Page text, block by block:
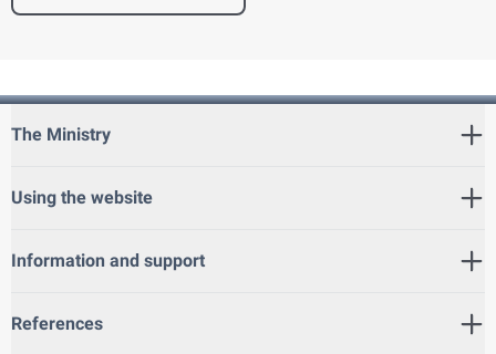
The Ministry
Using the website
Information and support
References